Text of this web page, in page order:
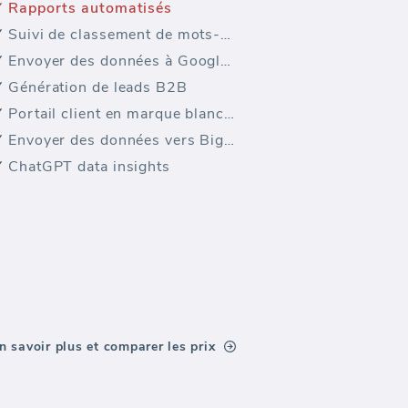
Rapports automatisés
Suivi de classement de mots-clés
Envoyer des données à Google Sheets
Génération de leads B2B
Portail client en marque blanche
Envoyer des données vers BigQuery
ChatGPT data insights
savoir plus et comparer les prix